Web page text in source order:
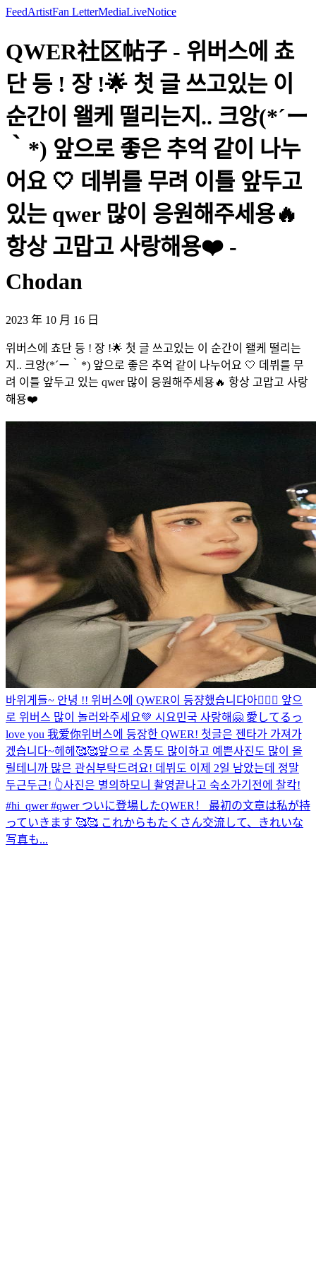
FeedArtistFan LetterMediaLiveNotice
QWER社区帖子 - 위버스에 쵸
단 등 ! 장 !🌟 첫 글 쓰고있는 이
순간이 왤케 떨리는지.. 크앙(*´ー
｀*) 앞으로 좋은 추억 같이 나누
어요 🤍 데뷔를 무려 이틀 앞두고
있는 qwer 많이 응원해주세용🔥
항상 고맙고 사랑해용❤️ -
Chodan
2023 年 10 月 16 日
위버스에 쵸단 등 ! 장 !🌟 첫 글 쓰고있는 이 순간이 왤케 떨리는
지.. 크앙(*´ー｀*) 앞으로 좋은 추억 같이 나누어요 🤍 데뷔를 무
려 이틀 앞두고 있는 qwer 많이 응원해주세용🔥 항상 고맙고 사랑
해용❤️
바위게들~ 안녕 !! 위버스에 QWER이 등쟝했습니다아💁🏻‍♀️ 앞으
로 위버스 많이 놀러와주세요💚 시요민국 사랑해🤗 愛してるっ
love you 我爱你위버스에 등장한 QWER! 첫글은 젠타가 가져가
겠습니다~헤헤🥰🥰앞으로 소통도 많이하고 예쁜사진도 많이 올
릴테니까 많은 관심부탁드려요! 데뷔도 이제 2일 남았는데 정말
두근두근! 👆사진은 별의하모니 촬영끝나고 숙소가기전에 찰칵!
#hi_qwer #qwer ついに登場したQWER！ 最初の文章は私が持
っていきます 🥰🥰 これからもたくさん交流して、きれいな
写真も...